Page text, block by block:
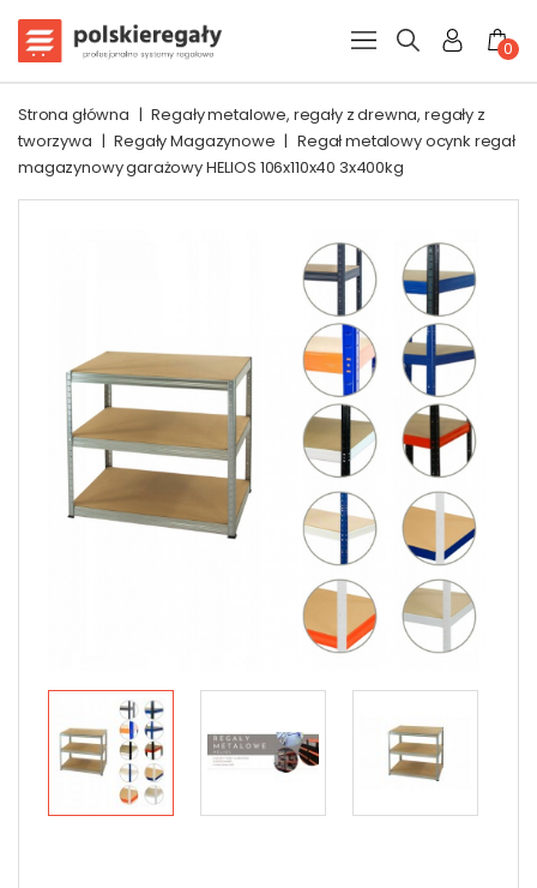
0
Strona główna | Regały metalowe, regały z drewna, regały z
tworzywa | Regały Magazynowe | Regał metalowy ocynk regał
magazynowy garażowy HELIOS 106x110x40 3x400kg